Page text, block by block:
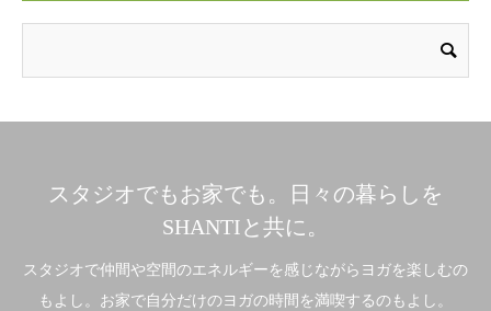
スタジオでもお家でも。日々の暮らしを
SHANTIと共に。
スタジオで仲間や空間のエネルギーを感じながらヨガを楽しむの
もよし。お家で自分だけのヨガの時間を満喫するのもよし。